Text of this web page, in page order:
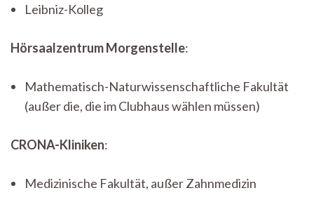
Leibniz-Kolleg
Hörsaalzentrum Morgenstelle:
Mathematisch-Naturwissenschaftliche Fakultät
(außer die, die im Clubhaus wählen müssen)
CRONA-Kliniken:
Medizinische Fakultät, außer Zahnmedizin